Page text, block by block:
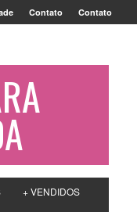
Contato Contato
+ VENDIDOS